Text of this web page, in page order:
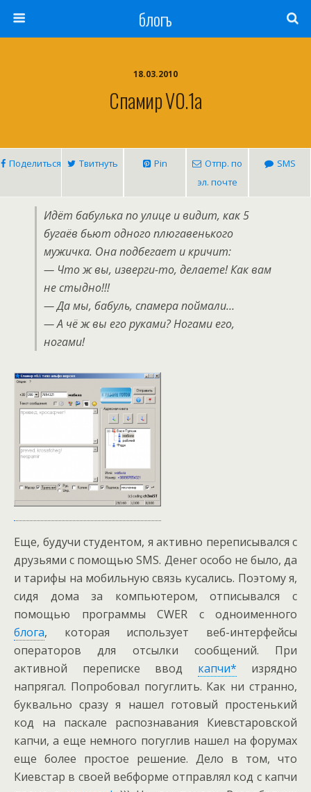
блогъ
18.03.2010
Спамир V0.1a
Поделиться Твитнуть Pin
Отпр. по
эл. почте
SMS
Идёт бабулька по улице и видит, как 5
бугаёв бьют одного плюгавенького
мужичка. Она подбегает и кричит:
— Что ж вы, изверги-то, делаете! Как вам
не стыдно!!!
— Да мы, бабуль, спамера поймали…
— А чё ж вы его руками? Ногами его,
ногами!
Еще, будучи студентом, я активно переписывался с
друзьями с помощью SMS. Денег особо не было, да
и тарифы на мобильную связь кусались. Поэтому я,
сидя дома за компьютером, отписывался с
помощью программы CWER с одноименного
блога, которая использует веб-интерфейсы
операторов для отсылки сообщений. При
активной переписке ввод капчи* изрядно
напрягал. Попробовал погуглить. Как ни странно,
буквально сразу я нашел готовый простенький
код на паскале распознавания Киевстаровской
капчи, а еще немного погуглив нашел на форумах
еще более простое решение. Дело в том, что
Киевстар в своей вебформе отправлял код с капчи